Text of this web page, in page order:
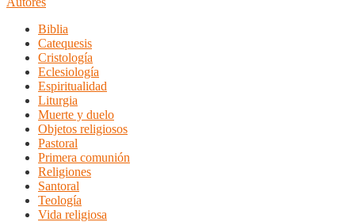
Biblia
Catequesis
Cristología
Eclesiología
Espiritualidad
Liturgia
Muerte y duelo
Objetos religiosos
Pastoral
Primera comunión
Religiones
Santoral
Teología
Vida religiosa